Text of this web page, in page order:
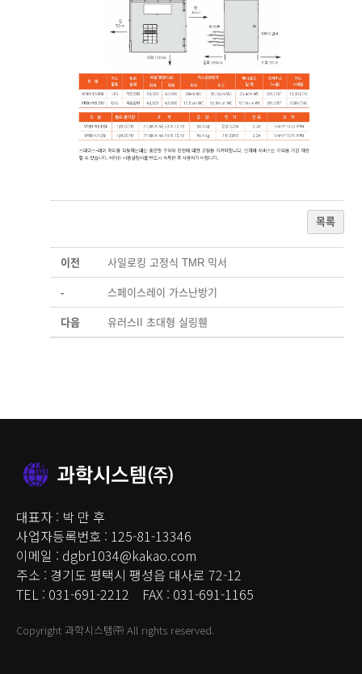
목록
이전 사일로킹 고정식 TMR 믹서
- 스페이스레이 가스난방기
다음 유러스II 초대형 실링휀
대표자 : 박 만 후
사업자등록번호 : 125-81-13346
이메일 : dgbr1034@kakao.com
주소 : 경기도 평택시 팽성읍 대사로 72-12
TEL : 031-691-2212 FAX : 031-691-1165
Copyright 과학시스템㈜ All rights reserved.